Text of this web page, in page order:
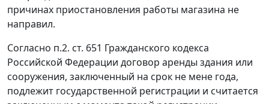
причинах приостановления работы магазина не
направил.
Согласно п.2. ст. 651 Гражданского кодекса
Российской Федерации договор аренды здания или
сооружения, заключенный на срок не мене года,
подлежит государственной регистрации и считается